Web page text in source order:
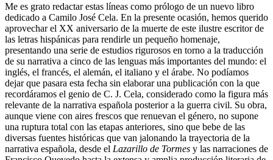
Me es grato redactar estas líneas como prólogo de un nuevo libro
dedicado a Camilo José Cela. En la presente ocasión, hemos querido
aprovechar el XX aniversario de la muerte de este ilustre escritor de
las letras hispánicas para rendirle un pequeño homenaje,
presentando una serie de estudios rigurosos en torno a la traducción
de su narrativa a cinco de las lenguas más importantes del mundo: el
inglés, el francés, el alemán, el italiano y el árabe. No podíamos
dejar que pasara esta fecha sin elaborar una publicación con la que
recordáramos el genio de C. J. Cela, considerado como la figura más
relevante de la narrativa española posterior a la guerra civil. Su obra,
aunque viene con aires frescos que renuevan el género, no supone
una ruptura total con las etapas anteriores, sino que bebe de las
diversas fuentes históricas que van jalonando la trayectoria de la
narrativa española, desde el Lazarillo de Tormes y las narraciones de